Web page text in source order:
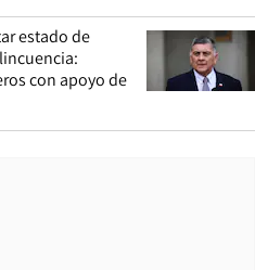
estado de
con apoyo de